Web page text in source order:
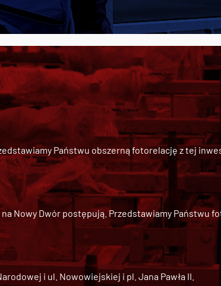
Państwu obszerną fotorelację z tej
Nowy Dwórpostępują. Przedstawiamy Państwu
i ul. Nowowiejskiej i pl. Jana Pawła II.